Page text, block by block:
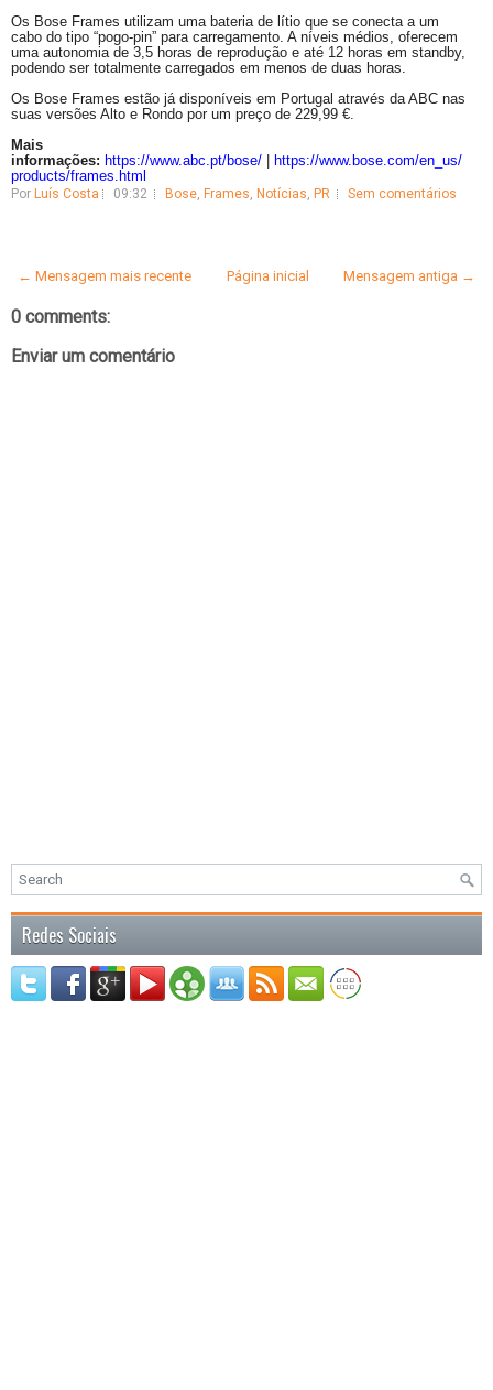
Os Bose Frames utilizam uma bateria de lítio que se conecta a um
cabo do tipo “pogo-pin” para carregamento. A níveis médios, oferecem
uma autonomia de 3,5 horas de reprodução e até 12 horas em standby,
podendo ser totalmente carregados em menos de duas horas.
Os Bose Frames estão já disponíveis em Portugal através da ABC nas
suas versões Alto e Rondo por um preço de 229,99 €.
Mais
informações: https://www.abc.pt/bose/
https://www.bose.com/en_us/
products/frames.html
Por Luís Costa 09:32 Bose, Frames, Notícias, PR Sem comentários
← Mensagem mais recente Mensagem antiga →
Página inicial
0 comments:
Enviar um comentário
Redes Sociais